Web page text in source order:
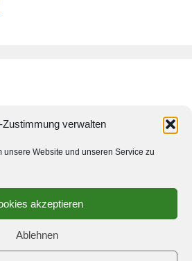
Zustimmung verwalten
unsere Website und unseren Service zu
akzeptieren
Ablehnen